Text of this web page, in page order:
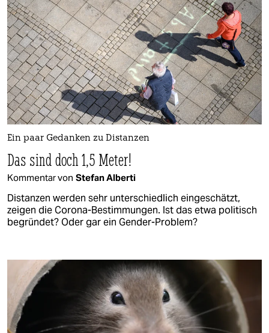
Ein paar Gedanken zu Distanzen
Das sind doch 1,5 Meter!
Kommentar von Stefan Alberti
Distanzen werden sehr unterschiedlich eingeschätzt,
zeigen die Corona-Bestimmungen. Ist das etwa politisch
begründet? Oder gar ein Gender-Problem?